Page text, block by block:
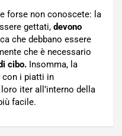
forse non conoscete: la
gettati, devono
che debbano essere
che è necessario
cibo. Insomma, la
con i piatti in
iter all’interno della
facile.